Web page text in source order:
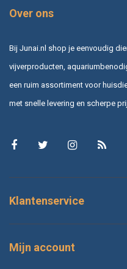
Over ons
Bij Junai.nl shop je eenvoudig
vijverproducten,
een ruim assortiment voor
met snelle levering en scherpe
Klantenservice
Mijn account